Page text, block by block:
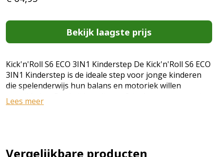
Bekijk laagste prijs
Kick'n'Roll S6 ECO 3IN1 Kinderstep De Kick'n'Roll S6 ECO
3IN1 Kinderstep is de ideale step voor jonge kinderen
die spelenderwijs hun balans en motoriek willen
ontwikkelen. Dankzij het slimme 3-in-1 ontwerp groeit
de step mee met je kind en kan hij in verschillende
waardoor de step perfect is voor beginners. De stevige
Lees meer
Vergelijkbare producten